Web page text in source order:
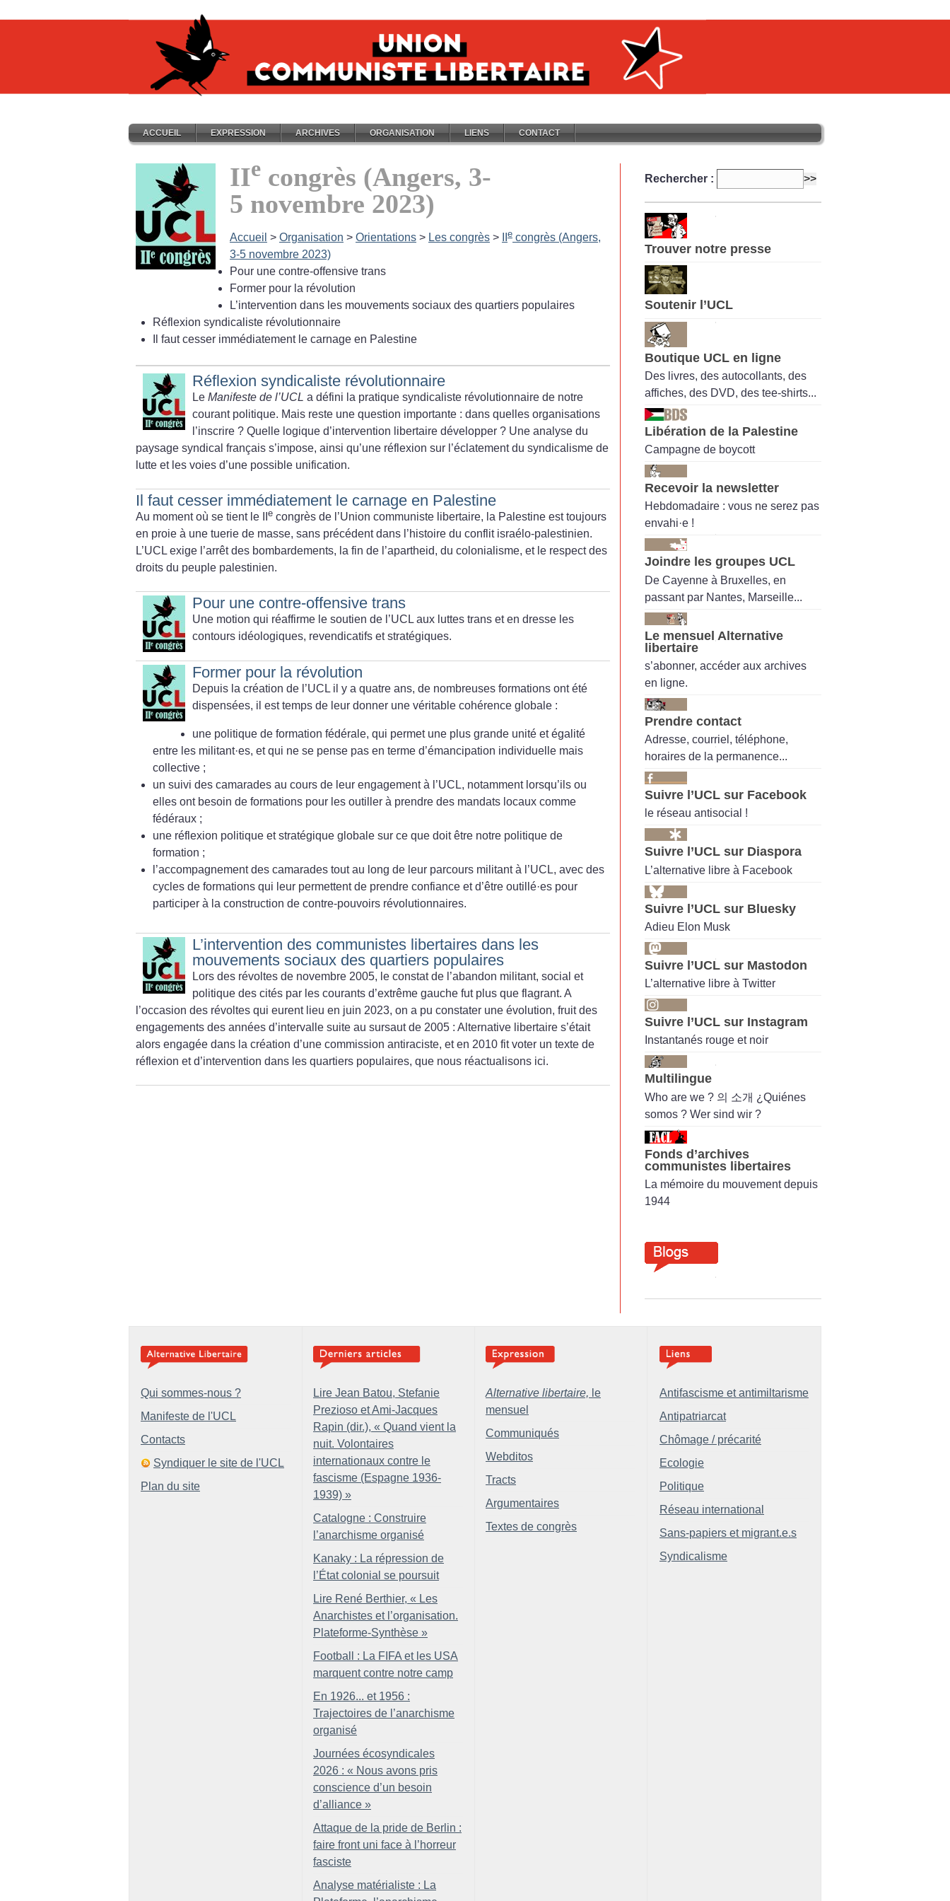
ACCUEIL EXPRESSION ARCHIVES ORGANISATION LIENS CONTACT
IIe congrès (Angers, 3-
5 novembre 2023)
Accueil > Organisation > Orientations > Les congrès > e congrès (Angers,
3-5 novembre 2023)
Pour une contre-offensive trans
Former pour la révolution
L’intervention dans les mouvements sociaux des quartiers populaires
Réflexion syndicaliste révolutionnaire
Il faut cesser immédiatement le carnage en Palestine
Réflexion syndicaliste révolutionnaire
Le Manifeste de l’UCL a défini la pratique syndicaliste révolutionnaire de notre
courant politique. Mais reste une question importante : dans quelles organisations
l’inscrire ? Quelle logique d’intervention libertaire développer ? Une analyse du
paysage syndical français s’impose, ainsi qu’une réflexion sur l’éclatement du syndicalisme de
lutte et les voies d’une possible unification.
Il faut cesser immédiatement le carnage en Palestine
Au moment où se tient le II e congrès de l’Union communiste libertaire, la Palestine est toujours
en proie à une tuerie de masse, sans précédent dans l’histoire du conflit israélo-palestinien.
L’UCL exige l’arrêt des bombardements, la fin de l’apartheid, du colonialisme, et le respect des
droits du peuple palestinien.
Pour une contre-offensive trans
Une motion qui réaffirme le soutien de l’UCL aux luttes trans et en dresse les
contours idéologiques, revendicatifs et stratégiques.
Former pour la révolution
Depuis la création de l’UCL il y a quatre ans, de nombreuses formations ont été
dispensées, il est temps de leur donner une véritable cohérence globale :
une politique de formation fédérale, qui permet une plus grande unité et égalité
entre les militant·es, et qui ne se pense pas en terme d’émancipation individuelle mais
collective ;
un suivi des camarades au cours de leur engagement à l’UCL, notamment lorsqu’ils ou
elles ont besoin de formations pour les outiller à prendre des mandats locaux comme
fédéraux ;
une réflexion politique et stratégique globale sur ce que doit être notre politique de
formation ;
l’accompagnement des camarades tout au long de leur parcours militant à l’UCL, avec des
cycles de formations qui leur permettent de prendre confiance et d’être outillé·es pour
participer à la construction de contre-pouvoirs révolutionnaires.
L’intervention des communistes libertaires dans les
mouvements sociaux des quartiers populaires
Lors des révoltes de novembre 2005, le constat de l’abandon militant, social et
politique des cités par les courants d’extrême gauche fut plus que flagrant. A
l’occasion des révoltes qui eurent lieu en juin 2023, on a pu constater une évolution, fruit des
engagements des années d’intervalle suite au sursaut de 2005 : Alternative libertaire s’était
alors engagée dans la création d’une commission antiraciste, et en 2010 fit voter un texte de
réflexion et d’intervention dans les quartiers populaires, que nous réactualisons ici.
Rechercher :
Trouver notre presse
Soutenir l’UCL
Boutique UCL en ligne
Des livres, des autocollants, des
affiches, des DVD, des tee-shirts...
Libération de la Palestine
Campagne de boycott
Recevoir la newsletter
Hebdomadaire : vous ne serez pas
envahi·e !
Joindre les groupes UCL
De Cayenne à Bruxelles, en
passant par Nantes, Marseille...
Le mensuel Alternative
libertaire
s’abonner, accéder aux archives
en ligne.
Prendre contact
Adresse, courriel, téléphone,
horaires de la permanence...
Suivre l’UCL sur Facebook
le réseau antisocial !
Suivre l’UCL sur Diaspora
L’alternative libre à Facebook
Suivre l’UCL sur Bluesky
Adieu Elon Musk
Suivre l’UCL sur Mastodon
L’alternative libre à Twitter
Suivre l’UCL sur Instagram
Instantanés rouge et noir
Multilingue
Who are we ? 의 소개 ¿Quiénes
somos ? Wer sind wir ?
Fonds d’archives
communistes libertaires
La mémoire du mouvement depuis
1944
Qui sommes-nous ?
Manifeste de l'UCL
Contacts
Syndiquer le site de l'UCL
Plan du site
Lire Jean Batou, Stefanie
Prezioso et Ami-Jacques
Rapin (dir.), « Quand vient la
nuit. Volontaires
internationaux contre le
fascisme (Espagne 1936-
1939) »
Catalogne : Construire
l’anarchisme organisé
Kanaky : La répression de
l’État colonial se poursuit
Lire René Berthier, « Les
Anarchistes et l’organisation.
Plateforme-Synthèse »
Football : La FIFA et les USA
marquent contre notre camp
En 1926... et 1956 :
Trajectoires de l’anarchisme
organisé
Journées écosyndicales
2026 : « Nous avons pris
conscience d’un besoin
d’alliance »
Attaque de la pride de Berlin :
faire front uni face à l’horreur
fasciste
Analyse matérialiste : La
Alternative libertaire, le
mensuel
Communiqués
Webditos
Tracts
Argumentaires
Textes de congrès
Antifascisme et antimiltarisme
Antipatriarcat
Chômage / précarité
Ecologie
Politique
Réseau international
Sans-papiers et migrant.e.s
Syndicalisme